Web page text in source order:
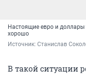
Настоящие евро и
хорошо
Источник: Станислав
В такой ситуации